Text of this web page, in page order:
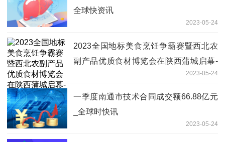
全球快资讯
2023-05-24
2023全国地标美食烹饪争霸赛暨西北农
副产品优质食材博览会在陕西蒲城启幕-
2023-05-24
一季度南通市技术合同成交额66.88亿元
_全球时快讯
2023-05-24